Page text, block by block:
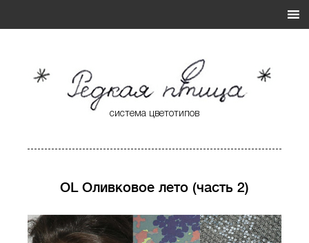
система цветотипов
OL Оливковое лето (часть 2)